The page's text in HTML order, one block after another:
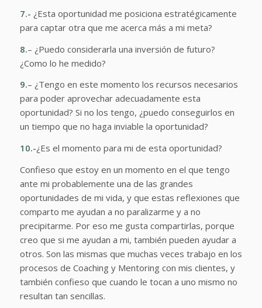
7.- ¿Esta oportunidad me posiciona estratégicamente
para captar otra que me acerca más a mi meta?
8.– ¿Puedo considerarla una inversión de futuro?
¿Como lo he medido?
9.– ¿Tengo en este momento los recursos necesarios
para poder aprovechar adecuadamente esta
oportunidad? Si no los tengo, ¿puedo conseguirlos en
un tiempo que no haga inviable la oportunidad?
10.-¿Es el momento para mi de esta oportunidad?
Confieso que estoy en un momento en el que tengo
ante mi probablemente una de las grandes
oportunidades de mi vida, y que estas reflexiones que
comparto me ayudan a no paralizarme y a no
precipitarme. Por eso me gusta compartirlas, porque
creo que si me ayudan a mi, también pueden ayudar a
otros. Son las mismas que muchas veces trabajo en los
procesos de Coaching y Mentoring con mis clientes, y
también confieso que cuando le tocan a uno mismo no
resultan tan sencillas.